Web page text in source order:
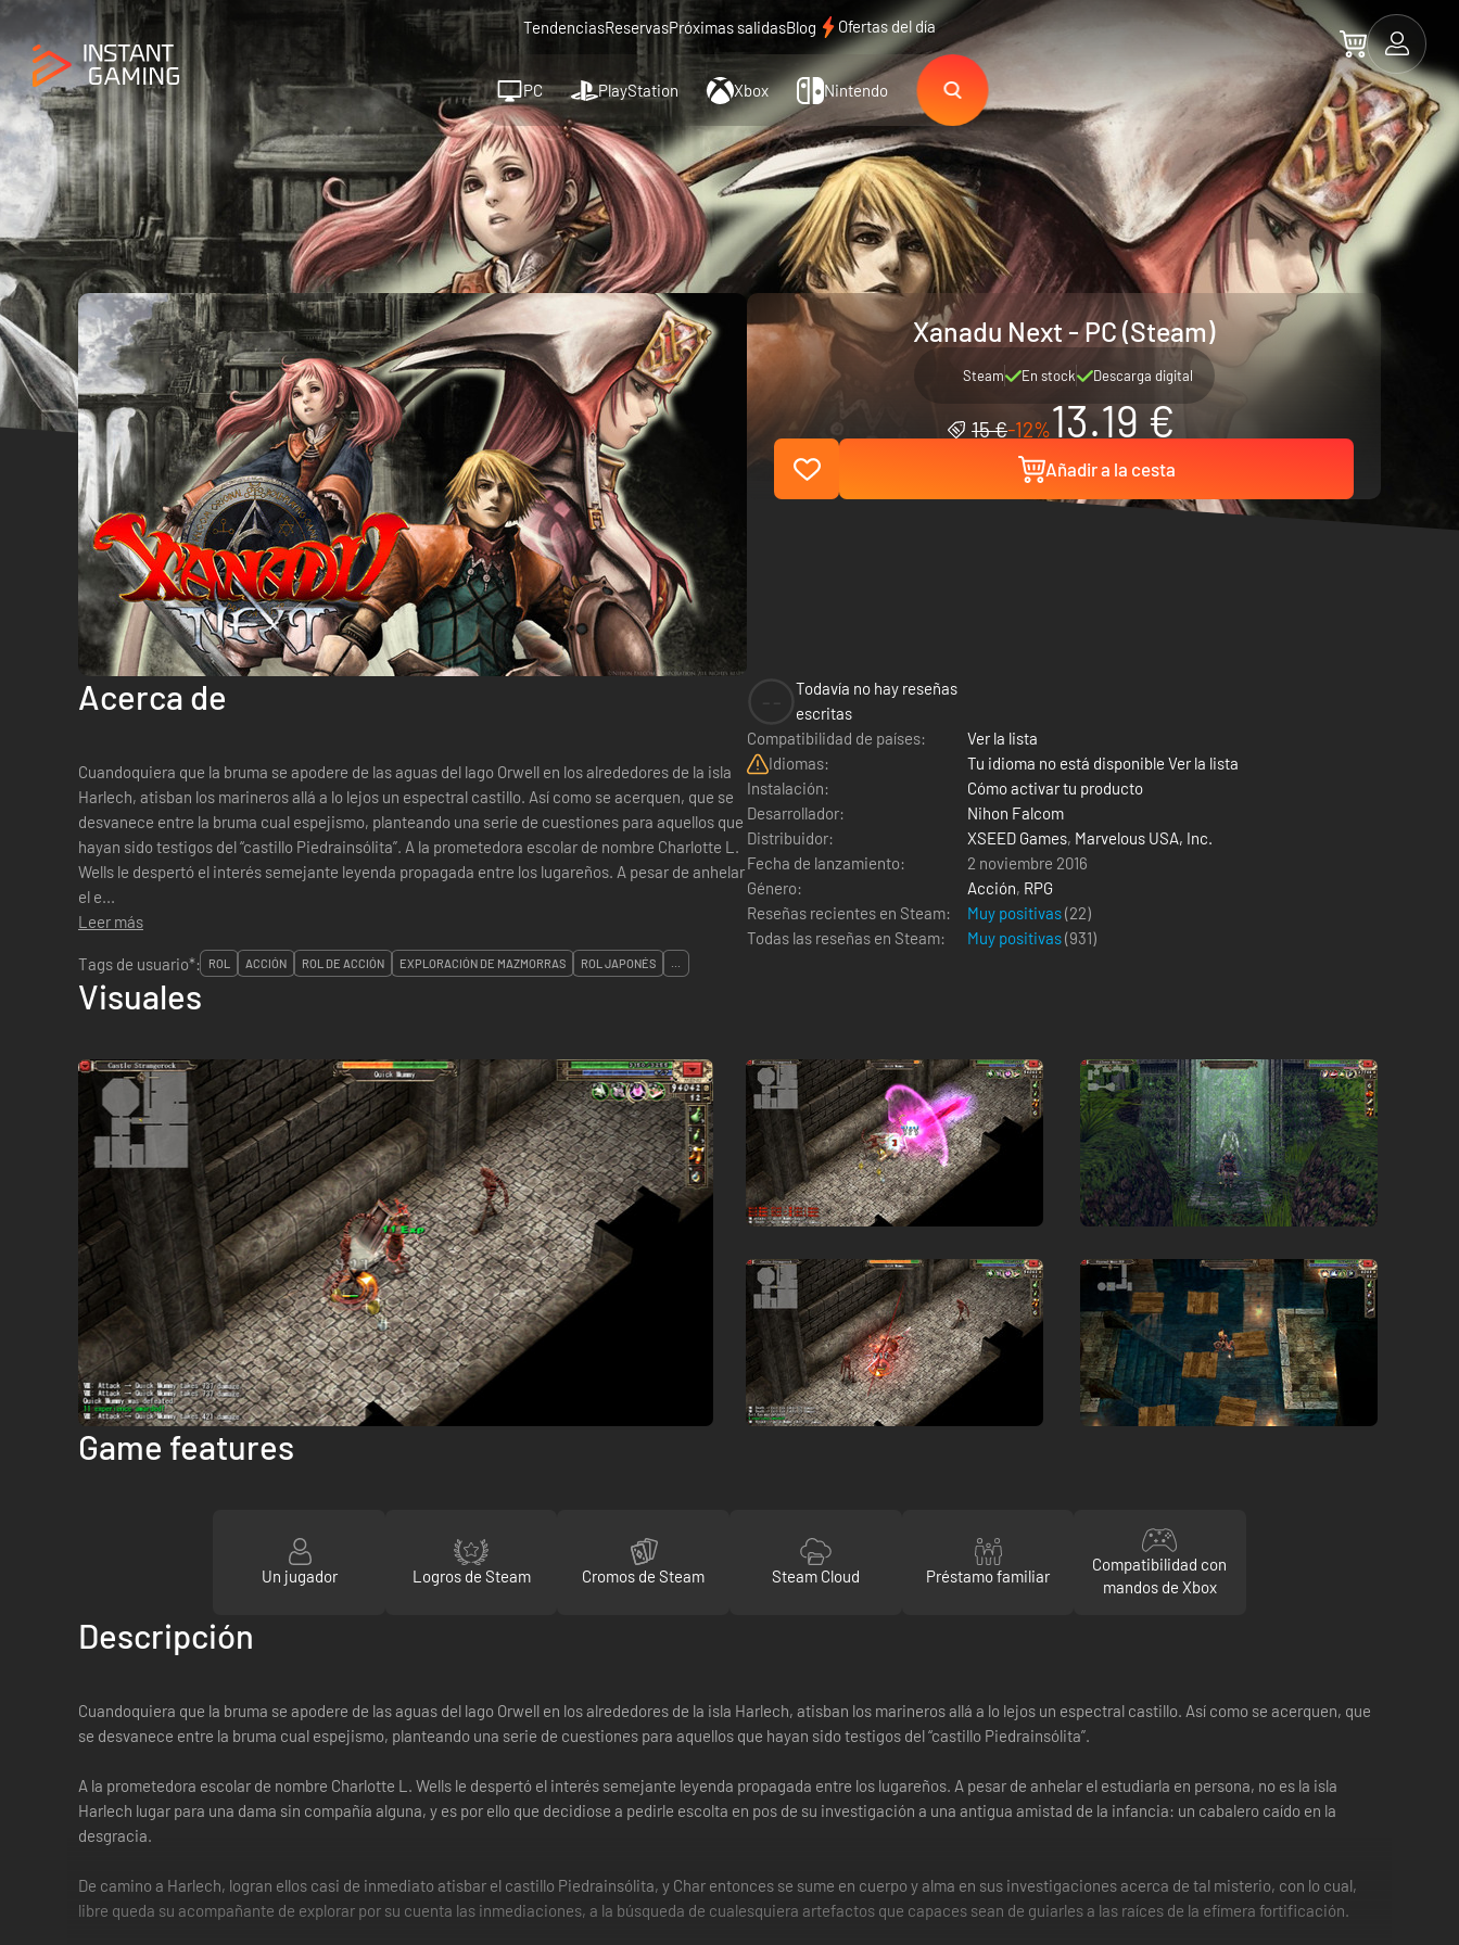
TendenciasReservasPróximas salidasBlog Ofertas del día
PC PlayStation Xbox Nintendo
Xanadu Next - PC (Steam)
Steam En stock Descarga digital
15 €-12%13.19 €
Añadir a la cesta
Acerca de
Cuandoquiera que la bruma se apodere de las aguas del lago Orwell en los alrededores de la isla
Harlech, atisban los marineros allá a lo lejos un espectral castillo. Así como se acerquen, que se
desvanece entre la bruma cual espejismo, planteando una serie de cuestiones para aquellos que
hayan sido testigos del “castillo Piedrainsólita”. A la prometedora escolar de nombre Charlotte L.
Wells le despertó el interés semejante leyenda propagada entre los lugareños. A pesar de anhelar
el e...
Leer más
Todavía no hay reseñas
escritas
Compatibilidad de países:
Ver la lista
Idiomas:
Tu idioma no está disponible Ver la lista
Instalación:
Cómo activar tu producto
Desarrollador:
Nihon Falcom
Distribuidor:
XSEED Games, Marvelous USA, Inc.
Fecha de lanzamiento:
2 noviembre 2016
Género:
Acción, RPG
Reseñas recientes en Steam:
Muy positivas(22)
Todas las reseñas en Steam:
Muy positivas(931)
Tags de usuario*:
ROL ACCIÓN ROL DE ACCIÓN EXPLORACIÓN DE MAZMORRAS ROL JAPONÉS ...
Visuales
Game features
Un jugador Logros de Steam Cromos de Steam Steam Cloud Préstamo familiar
Compatibilidad con
mandos de Xbox
Descripción
Cuandoquiera que la bruma se apodere de las aguas del lago Orwell en los alrededores de la isla Harlech, atisban los marineros allá a lo lejos un espectral castillo. Así como se acerquen, que
se desvanece entre la bruma cual espejismo, planteando una serie de cuestiones para aquellos que hayan sido testigos del “castillo Piedrainsólita”.
A la prometedora escolar de nombre Charlotte L. Wells le despertó el interés semejante leyenda propagada entre los lugareños. A pesar de anhelar el estudiarla en persona, no es la isla
Harlech lugar para una dama sin compañía alguna, y es por ello que decidiose a pedirle escolta en pos de su investigación a una antigua amistad de la infancia: un cabalero caído en la
desgracia.
De camino a Harlech, logran ellos casi de inmediato atisbar el castillo Piedrainsólita, y Char entonces se sume en cuerpo y alma en sus investigaciones acerca de tal misterio, con lo cual,
libre queda su acompañante de explorar por su cuenta las inmediaciones, a la búsqueda de cualesquiera artefactos que capaces sean de guiarles a las raíces de la efímera fortificación.